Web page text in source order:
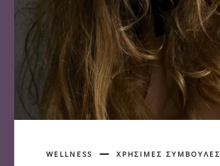
WELLNESS ΧΡΗΣΙΜΕΣ ΣΥΜΒΟΥΛΕΣ